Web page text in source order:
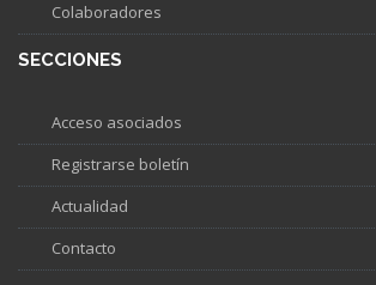
Colaboradores
SECCIONES
Acceso asociados
Registrarse boletín
Actualidad
Contacto